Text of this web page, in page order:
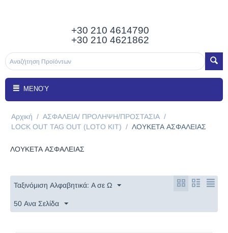
+30 210 4614790
+30 210 4621862
ΜΕΝΟΎ
Αρχική / ΑΣΦΑΛΕΙΑ/ ΠΡΟΛΗΨΗ/ΠΡΟΣΤΑΣΙΑ /
LOCK OUT TAG OUT (LOTO KIT) / ΛΟΥΚΕΤΑ ΑΣΦΑΛΕΙΑΣ
ΛΟΥΚΕΤΑ ΑΣΦΑΛΕΙΑΣ
Ταξινόμιση Αλφαβητικά: A σε Ω
50 Ανα Σελίδα